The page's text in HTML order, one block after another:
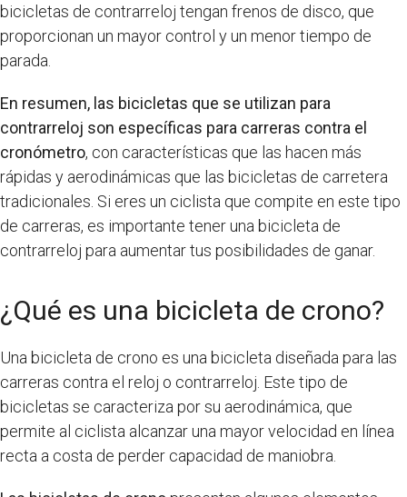
bicicletas de contrarreloj tengan frenos de disco, que
proporcionan un mayor control y un menor tiempo de
parada.
En resumen, las bicicletas que se utilizan para
contrarreloj son específicas para carreras contra el
cronómetro, con características que las hacen más
rápidas y aerodinámicas que las bicicletas de carretera
tradicionales. Si eres un ciclista que compite en este tipo
de carreras, es importante tener una bicicleta de
contrarreloj para aumentar tus posibilidades de ganar.
¿Qué es una bicicleta de crono?
Una bicicleta de crono es una bicicleta diseñada para las
carreras contra el reloj o contrarreloj. Este tipo de
bicicletas se caracteriza por su aerodinámica, que
permite al ciclista alcanzar una mayor velocidad en línea
recta a costa de perder capacidad de maniobra.